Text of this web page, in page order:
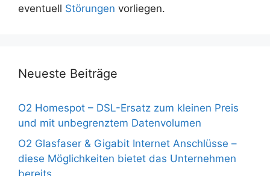
eventuell Störungen vorliegen.
Neueste Beiträge
O2 Homespot – DSL-Ersatz zum kleinen Preis
und mit unbegrenztem Datenvolumen
O2 Glasfaser & Gigabit Internet Anschlüsse –
diese Möglichkeiten bietet das Unternehmen
bereits